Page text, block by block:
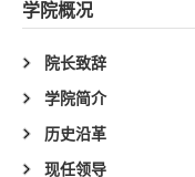
学院概况
院长致辞
学院简介
历史沿革
现任领导